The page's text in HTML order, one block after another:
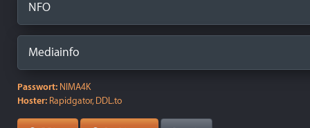
NFO
Mediainfo
Passwort: NIMA4K
Hoster: Rapidgator, DDL.to